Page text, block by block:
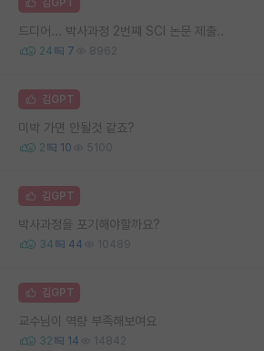
드디어... 박사과정 2번쨰 SCI 논문 제출..
24 7 8962
김GPT
미박 가면 안될것 같죠?
2 10 5100
김GPT
박사과정을 포기해야할까요?
34 44 10489
김GPT
교수님이 역량 부족해보여요
32 14 14842